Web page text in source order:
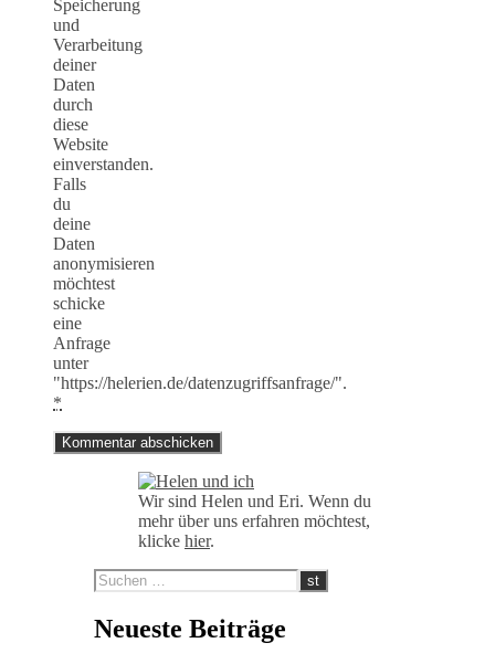
Speicherung
und
Verarbeitung
deiner
Daten
durch
diese
Website
einverstanden.
Falls
du
deine
Daten
anonymisieren
möchtest
schicke
eine
Anfrage
unter
"https://helerien.de/datenzugriffsanfrage/".
*
Wir sind Helen und Eri. Wenn du
mehr über uns erfahren möchtest,
klicke hier.
Neueste Beiträge